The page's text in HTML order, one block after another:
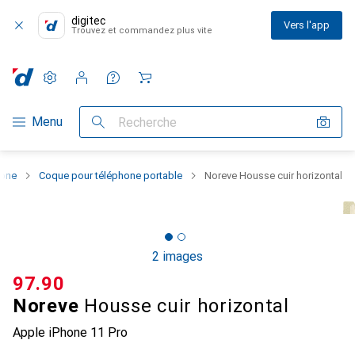
digitec
Trouvez et commandez plus vite Vers l'app
Navigation par catégorie
Menu Recherche
Paramètres
Compte client
Listes de comparaison
Listes d'envies
Panier
Coque pour téléphone portable Noreve Housse cuir horizontal
2 images
Noreve Housse cuir horizontal
Apple iPhone 11 Pro
CHF
97.90